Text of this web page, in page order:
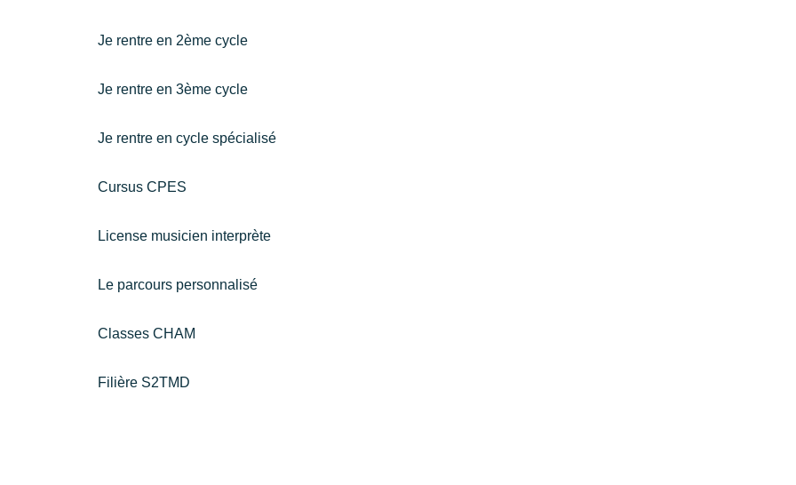
Je rentre en 2ème cycle
Je rentre en 3ème cycle
Je rentre en cycle spécialisé
Cursus CPES
License musicien interprète
Le parcours personnalisé
Classes CHAM
Filière S2TMD